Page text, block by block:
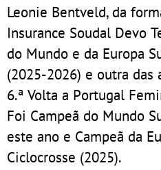
Leonie Bentveld, da
Insurance Soudal Devo
do Mundo e da Europa
(2025-2026) e outra
6.ª Volta a Portugal
Foi Campeã do Mundo
este ano e Campeã da
Ciclocrosse (2025).